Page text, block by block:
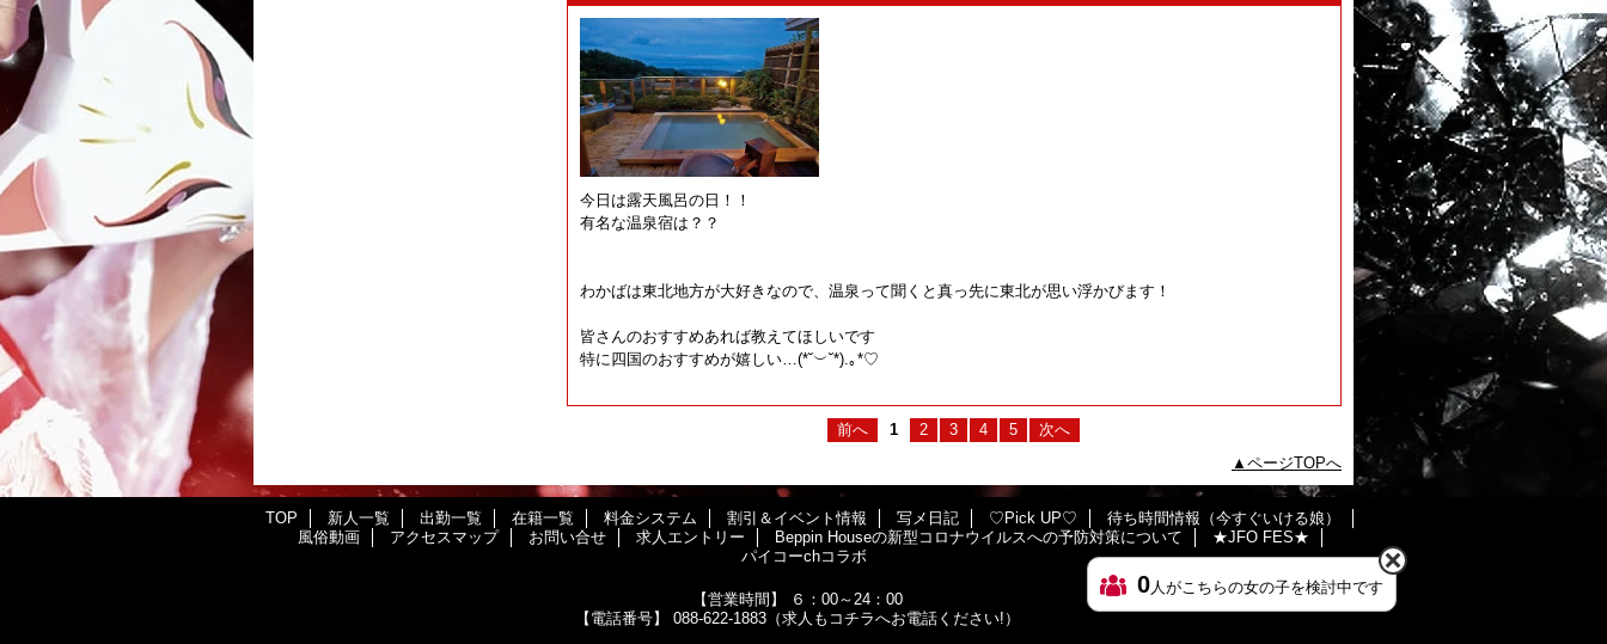
今日は露天風呂の日！！
有名な温泉宿は？？
わかばは東北地方が大好きなので、温泉って聞くと真っ先に東北が思い浮かびます！
皆さんのおすすめあれば教えてほしいです
特に四国のおすすめが嬉しい…(⁠*⁠˘⁠︶⁠˘⁠*⁠)⁠.⁠｡⁠*⁠♡
前へ 1 2 3 4 5
次へ
ページTOPへ
TOP 新人一覧 出勤一覧 在籍一覧 料金システム 割引＆イベント情報 写メ日記 ♡Pick UP♡
待ち時間情報（今すぐいける娘）
風俗動画
アクセスマップ お問い合せ 求人エントリー Beppin Houseの新型コロナウイルスへの予防対策について
★JFO FES★
パイコーchコラボ
【営業時間】
６：00～24：00
【電話番号】 088-622-1883（求人もコチラへお電話ください!）
0 人がこちらの女の子を検討中です